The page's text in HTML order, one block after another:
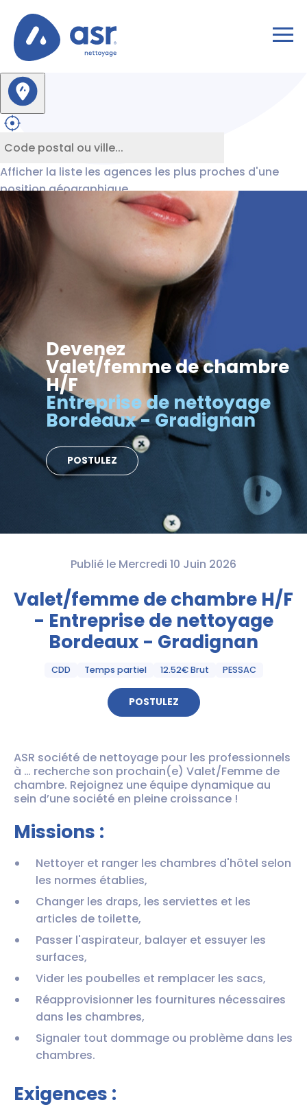
Afficher la liste les agences les plus proches d'une
position géographique...
Devenez
Valet/femme de chambre
H/F
Entreprise de nettoyage
Bordeaux - Gradignan
POSTULEZ
Publié le Mercredi 10 Juin 2026
Valet/femme de chambre H/F
- Entreprise de nettoyage
Bordeaux - Gradignan
CDD Temps partiel 12.52€ Brut PESSAC
POSTULEZ
ASR société de nettoyage pour les professionnels
à … recherche son prochain(e) Valet/Femme de
chambre. Rejoignez une équipe dynamique au
sein d’une société en pleine croissance !
Missions :
Nettoyer et ranger les chambres d'hôtel selon
les normes établies,
Changer les draps, les serviettes et les
articles de toilette,
Passer l'aspirateur, balayer et essuyer les
surfaces,
Vider les poubelles et remplacer les sacs,
Réapprovisionner les fournitures nécessaires
dans les chambres,
Signaler tout dommage ou problème dans les
chambres.
Exigences :